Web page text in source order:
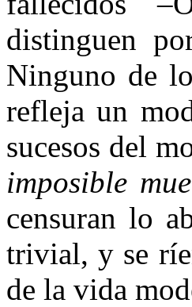
distinguen
Ninguno de
refleja un
sucesos del
imposible
censuran lo
trivial, y se
de la vida